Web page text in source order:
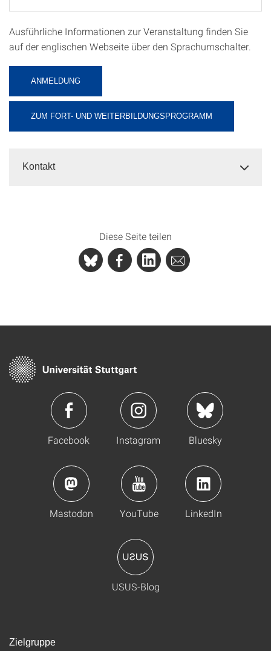
Ausführliche Informationen zur Veranstaltung finden Sie
auf der englischen Webseite über den Sprachumschalter.
ANMELDUNG
ZUM FORT- UND WEITERBILDUNGSPROGRAMM
Kontakt
Diese Seite teilen
Facebook Instagram Bluesky
Mastodon YouTube LinkedIn
USUS-Blog
Zielgruppe